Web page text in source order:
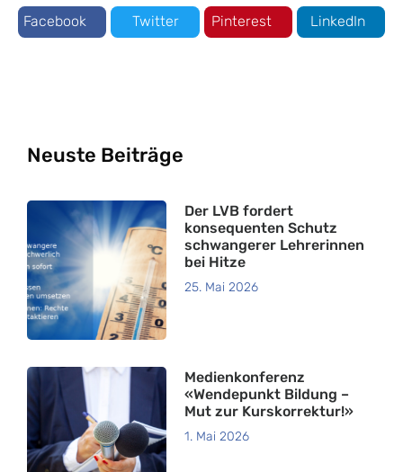
Facebook Twitter Pinterest LinkedIn
Neuste Beiträge
Der LVB fordert
konsequenten Schutz
schwangerer Lehrerinnen
bei Hitze
25. Mai 2026
Medienkonferenz
«Wendepunkt Bildung –
Mut zur Kurskorrektur!»
1. Mai 2026